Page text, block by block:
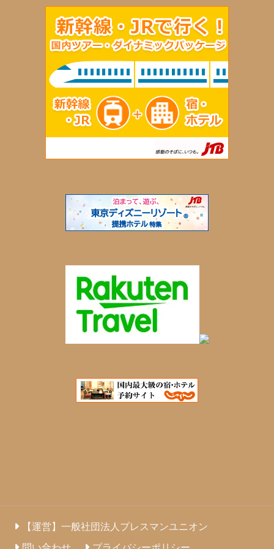
【運営】一般社団法人プレスマンユニオン